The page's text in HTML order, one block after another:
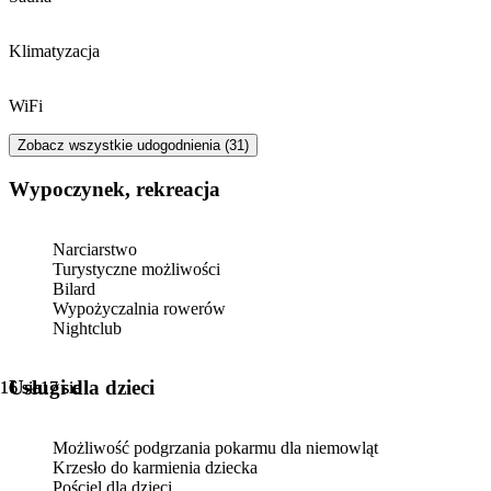
16 sie17 sie
16 sie17 sie
Klimatyzacja
WiFi
Zobacz wszystkie udogodnienia (31)
Wypoczynek, rekreacja
Narciarstwo
Turystyczne możliwości
Bilard
Wypożyczalnia rowerów
Nightclub
usługi dla dzieci
Możliwość podgrzania pokarmu dla niemowląt
Krzesło do karmienia dziecka
Pościel dla dzieci